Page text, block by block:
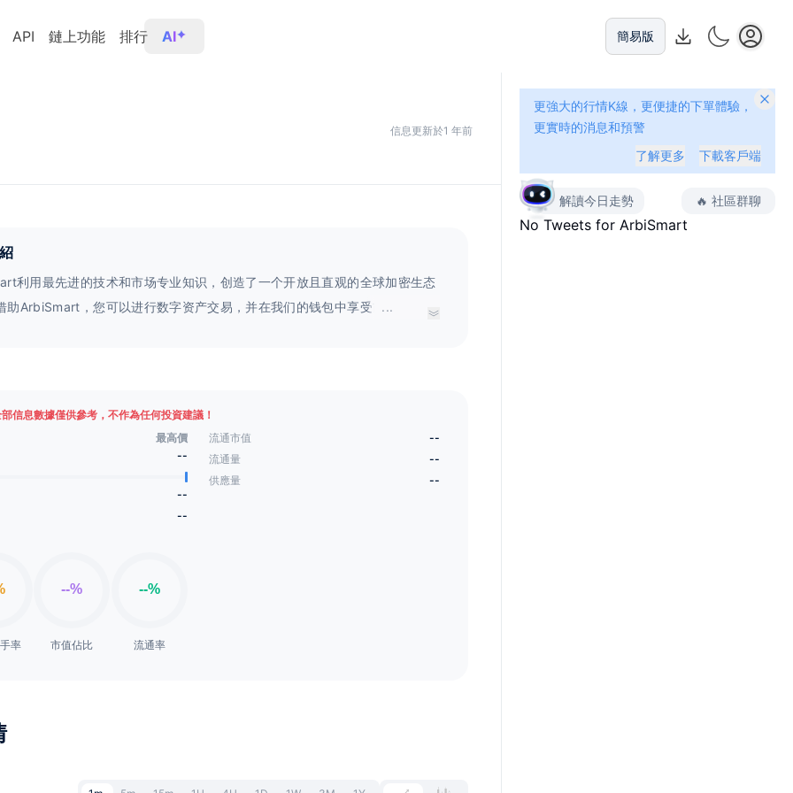
API 鏈上功能 排行 AI 簡易版
信息更新於1 年前
利用最先进的技术和市场专业知识，创造了一个开放且直观的全球加密生态
助ArbiSmart，您可以进行数字资产交易，并在我们的钱包中享受前所未有的
...
信息數據僅供參考，不作為任何投資建議！
最高價
--
--
--
率 市值佔比 流通率
流通市值
--
流通量
--
供應量
--
更強大的行情K線，更便捷的下單體驗，
更實時的消息和預警
了解更多
下載客戶端
解讀今日走勢 🔥 社區群聊
No Tweets for ArbiSmart